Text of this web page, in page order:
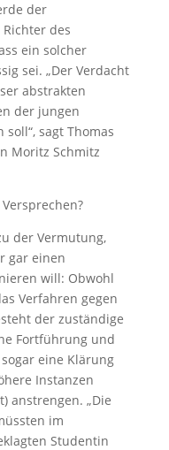
der
des
ein solcher
sei. „Der Verdacht
abstrakten
der jungen
sagt Thomas
Moritz Schmitz
der Vermutung,
gar einen
will: Obwohl
Verfahren gegen
der zuständige
Fortführung und
eine Klärung
Instanzen
anstrengen. „Die
im
Studentin